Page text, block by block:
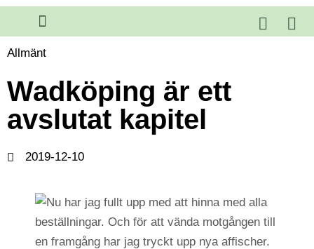
Allmänt
Wadköping är ett
avslutat kapitel
2019-12-10